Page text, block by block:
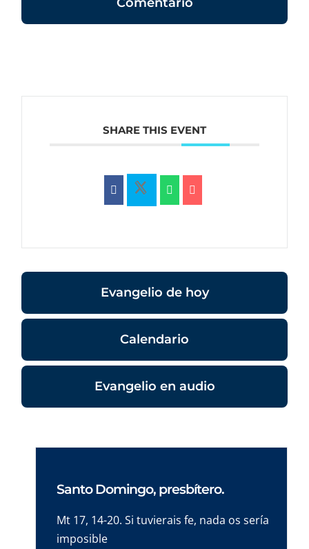
SHARE THIS EVENT
Evangelio de hoy
Calendario
Evangelio en audio
Santo Domingo, presbítero.
Mt 17, 14-20. Si tuvierais fe, nada os sería
imposible